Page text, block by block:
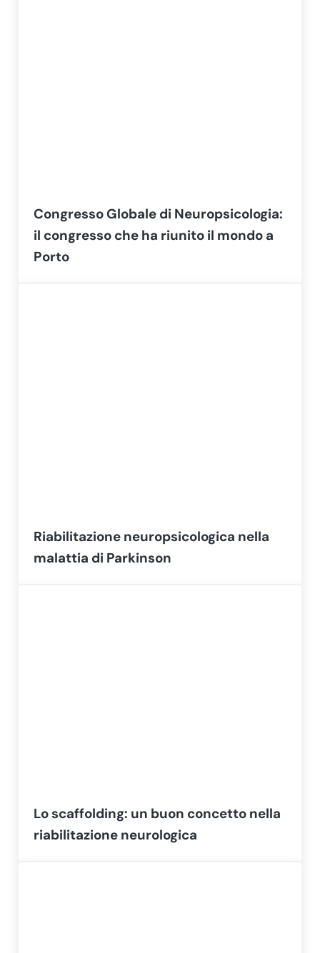
Congresso Globale di Neuropsicologia:
il congresso che ha riunito il mondo a
Porto
Riabilitazione neuropsicologica nella
malattia di Parkinson
Lo scaffolding: un buon concetto nella
riabilitazione neurologica